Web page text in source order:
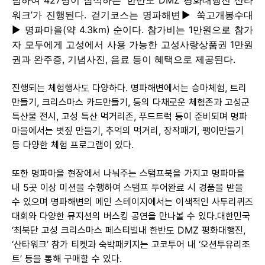
워크’가 진행된다. 걷기코스는 명파해변▶ 쑥고개봉수대
▶ 명파마을(약 4.3km) 순이다. 참가비는 1만원으로 참가
자 모두에게 고성에서 사용 가능한 고성사랑상품권 1만원
권과 완주증, 기념사진, 음료 등이 혜택으로 제공된다.
진행되는 체험행사도 다양하다. 명파해변에서는 승마체험, 트리
만들기, 크리스마스 카드만들기, 등의 다채로운 체험존과 고성군
특산물 전시, 고성 특산 먹거리존, 푸드트럭 등이 준비되며 명파
마을에서는 볏짚 만들기, 추억의 먹거리, 장작패기, 팽이만들기
등 다양한 체험 프로그램이 있다.
또한 명파마을 현장에서 나눠주는 스탬프북을 가지고 명파마을
내 5곳 이상 미션을 수행하여 스탬프 투어완료 시 경품을 받을
수 있으며 명파해변의 메인 스테이지에서는 이색적인 사투리퀴즈
대회와 다양한 뮤지션의 버스킹 공연을 만나볼 수 있다.대한민국
‘최북단 고성 크리스마스 페스티벌내 한반도 DMZ 평화대행진,
‘산타워크’ 참가 티켓과 숙박패키지는 고코투어 내 ‘오션투유리조
트’ 등을 통해 구매할 수 있다.